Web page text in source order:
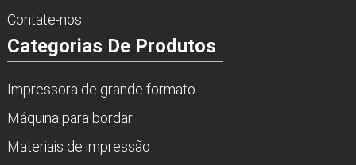
Contate-nos
Categorias De Produtos
Impressora de grande formato
Máquina para bordar
Materiais de impressão